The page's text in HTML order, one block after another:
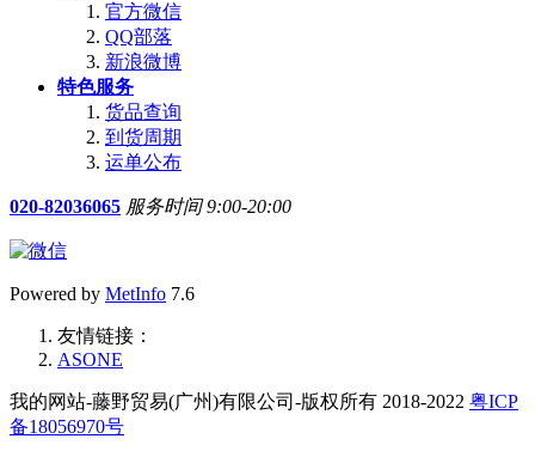
官方微信
QQ部落
新浪微博
特色服务
货品查询
到货周期
运单公布
020-82036065 服务时间 9:00-20:00
Powered by MetInfo 7.6
友情链接：
ASONE
我的网站-藤野贸易(广州)有限公司-版权所有 2018-2022 粤ICP
备18056970号